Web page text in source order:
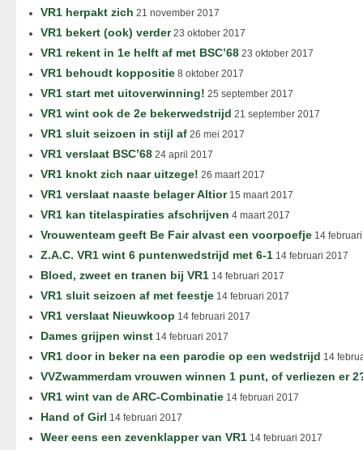
VR1 herpakt zich 21 november 2017
VR1 bekert (ook) verder23 oktober 2017
VR1 rekent in 1e helft af met BSC’68 23 oktober 2017
VR1 behoudt koppositie 8 oktober 2017
VR1 start met uitoverwinning! 25 september 2017
VR1 wint ook de 2e bekerwedstrijd 21 september 2017
VR1 sluit seizoen in stijl af 26 mei 2017
VR1 verslaat BSC’68 24 april 2017
VR1 knokt zich naar uitzege! 26 maart 2017
VR1 verslaat naaste belager Altior15 maart 2017
VR1 kan titelaspiraties afschrijven 4 maart 2017
Vrouwenteam geeft Be Fair alvast een voorpoefje 14
Z.A.C. VR1 wint 6 puntenwedstrijd met 6-1 14 februari 2017
Bloed, zweet en tranen bij VR1 14 februari 2017
VR1 sluit seizoen af met feestje 14 februari 2017
VR1 verslaat Nieuwkoop 14 februari 2017
Dames grijpen winst 14 februari 2017
VR1 door in beker na een parodie op een wedstrijd 14
VVZwammerdam vrouwen winnen 1 punt, of verliezen er
VR1 wint van de ARC-Combinatie 14 februari 2017
Hand of Girl 14 februari 2017
Weer eens een zevenklapper van VR1 14 februari 2017